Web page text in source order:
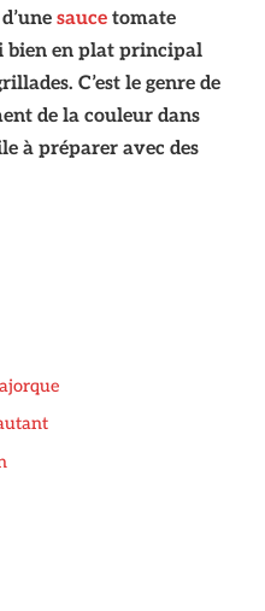
sauce tomate
bien en plat principal
C’est le genre de
de la couleur dans
à préparer avec des